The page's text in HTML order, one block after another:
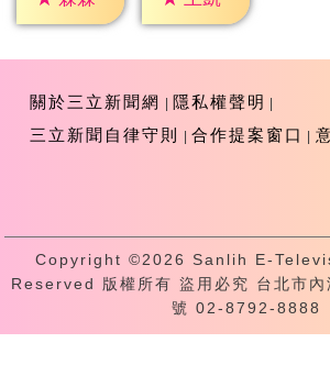
關於三立新聞網
隱私權聲明
三立新聞自律守則
合作提案窗口
Copyright ©2026 Sanlih E-
Reserved 版權所有 盜用必究 台北市內
號 02-8792-8888